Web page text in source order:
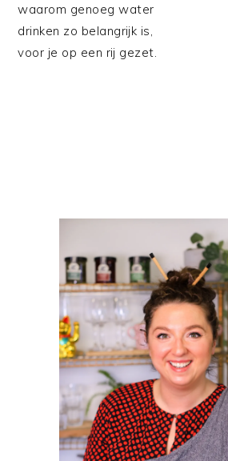
waarom genoeg water
drinken zo belangrijk is,
voor je op een rij gezet.